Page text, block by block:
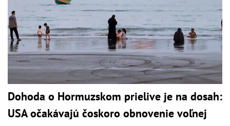
Dohoda o Hormuzskom prielive je na dosah:
USA očakávajú čoskoro obnovenie voľnej